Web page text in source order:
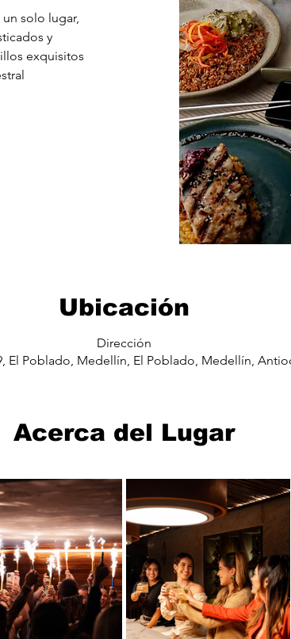
solo lugar,
y
exquisitos
Ubicación
Dirección
El Poblado, Medellín, El Poblado, Medellín,
Acerca del Lugar